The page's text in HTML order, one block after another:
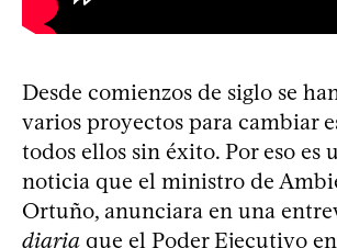
Desde comienzos de siglo se
varios proyectos para cambiar
todos ellos sin éxito. Por eso es
noticia que el ministro de
Ortuño, anunciara en una
diaria que el Poder Ejecutivo